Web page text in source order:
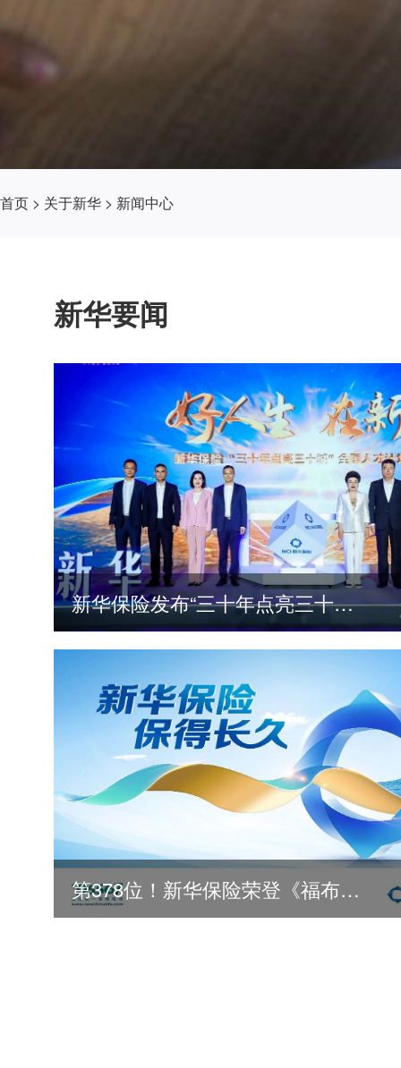
首页 > 关于新华 > 新闻中心
新华要闻
新华保险发布“三十年点亮三十城”全国人才计划
第378位！新华保险荣登《福布斯》全球500强